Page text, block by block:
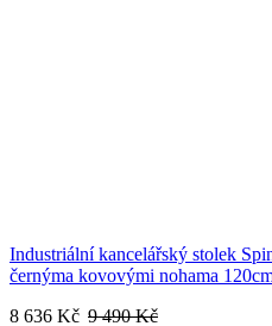
Industriální kancelářský stolek
černýma kovovými nohama
8 636 Kč 9 490 Kč